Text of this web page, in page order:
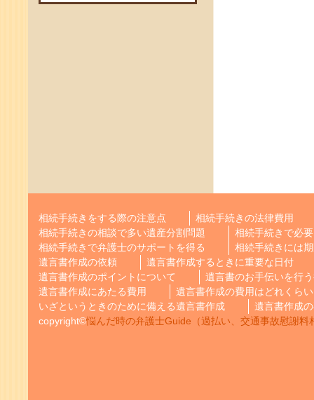
相続手続きをする際の注意点
相続手続きの法律費用
相続手続きの相談で多い遺産分割問題
相続手続きで必
相続手続きで弁護士のサポートを得る
相続手続きには
遺言書作成の依頼
遺言書作成するときに重要な日付
遺言書作成のポイントについて
遺言書のお手伝いを行
遺言書作成にあたる費用
遺言書作成の費用はどれくら
いざというときのために備える遺言書作成
遺言書作成
copyright©悩んだ時の弁護士Guide（過払い、交通事故慰謝料